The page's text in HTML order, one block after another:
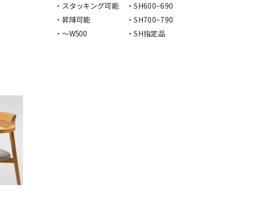
・スタッキング可能
・昇降可能
・〜W500
・SH600~690
・SH700~790
・SH指定品